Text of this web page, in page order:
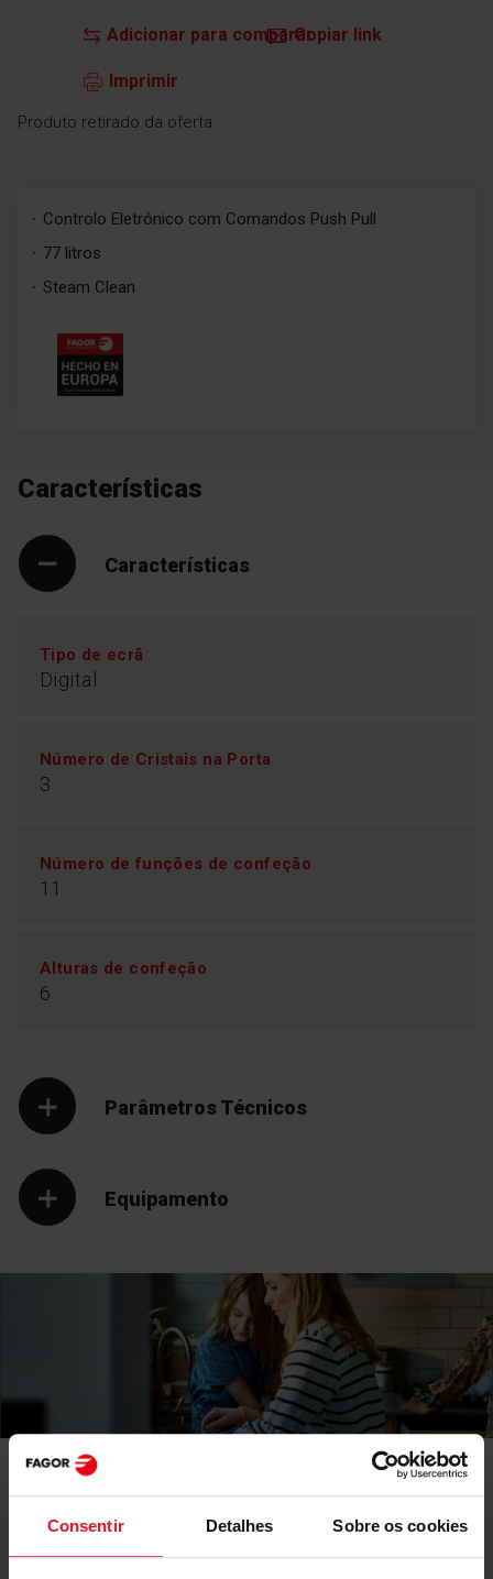
Consentir Detalhes Sobre os cookies
Adicionar para compararCopiar link
Imprimir
Produto retirado da oferta
Controlo Eletrónico com Comandos Push Pull
77 litros
Steam Clean
Características
Características
Tipo de ecrã
Digital
Número de Cristais na Porta
3
Número de funções de confeção
11
Alturas de confeção
6
Parâmetros Técnicos
Equipamento
Manuais eTransferências